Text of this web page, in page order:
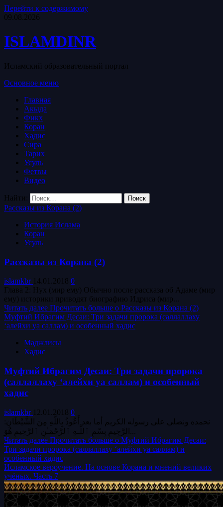
Перейти к содержимому
09.08.2026
ISLAMDINR
Исламский образовательный портал
Основное меню
Главная
Акыда
Фикх
Коран
Хадис
Сира
Тарих
Усуль
Фетвы
Видео
Найти:
Рассказы из Корана (2)
История Ислама
Коран
Усуль
Рассказы из Корана (2)
islamkbr 14.01.2018 0
Глава 2: Нух (мир ему) Обычно после рассказа об Адаме (мир
ему) историки приводят биографию Идриса (мир...
Читать далее Прочитать больше о Рассказы из Корана (2)
Муфтий Ибрагим Десаи: Три задачи пророка (саллаллаху
‘алейхи уа саллам) и особенный хадис
Маджлисы
Хадис
Муфтий Ибрагим Десаи: Три задачи пророка
(саллаллаху ‘алейхи уа саллам) и особенный
хадис
islamkbr 12.01.2018 0
:نحمده ونصلي على رسوله الكريم أما بعد أَعُوذُ بِاللَّهِ مِنَ الشَّيْطَانِ
Читать далее Прочитать больше о Муфтий Ибрагим Десаи:
Три задачи пророка (саллаллаху ‘алейхи уа саллам) и
особенный хадис
Исламское вероучение. На основе Корана и мнений великих
учёных. Часть 7